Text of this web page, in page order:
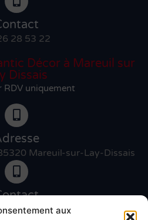
aux
28 53 22
Décor à Mareuil sur
Dissais
RDV uniquement
Mareuil-sur-Lay-Dissais
27 89 83